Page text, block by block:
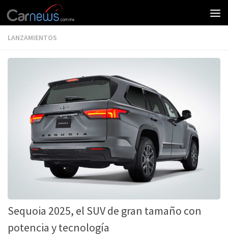
LANZAMIENTOS
Sequoia 2025, el SUV de gran tamaño con
potencia y tecnología